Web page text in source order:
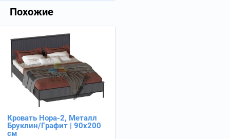
Похожие
Кровать Нора-2, Металл
Бруклин/Графит | 90х200
см